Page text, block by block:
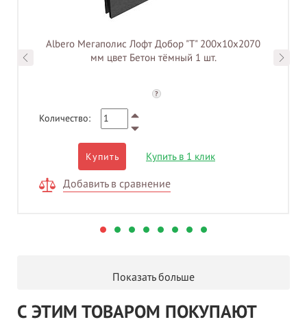
Albero Мегаполис Лофт Добор "Т" 200х10х2070
мм цвет Бетон тёмный 1 шт.
?
Количество:
Купить Купить в 1 клик
Добавить в сравнение
Показать больше
С ЭТИМ ТОВАРОМ ПОКУПАЮТ